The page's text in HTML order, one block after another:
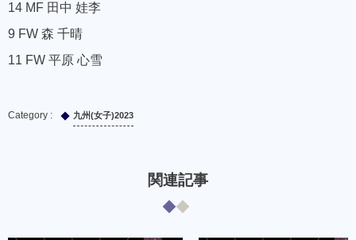
14 MF 田中 娃李
9 FW 森 千晴
11 FW 平原 心雪
九州(女子)2023
関連記事